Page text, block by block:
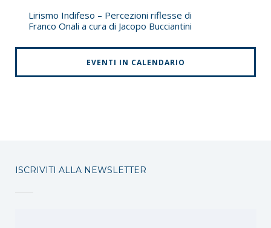
Lirismo Indifeso – Percezioni riflesse di
Franco Onali a cura di Jacopo Bucciantini
EVENTI IN CALENDARIO
ISCRIVITI ALLA NEWSLETTER